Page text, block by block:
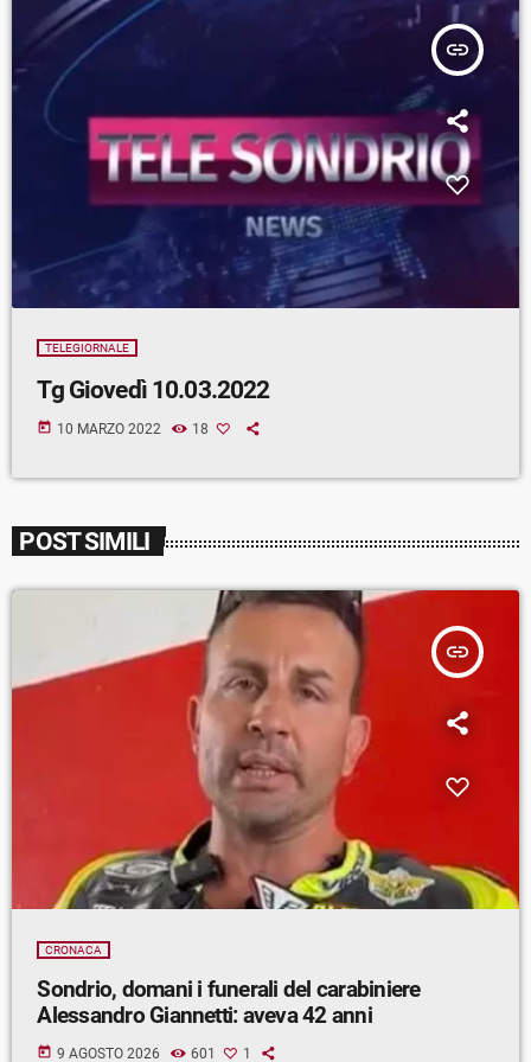
insert_link
TELEGIORNALE
Tg Giovedì 10.03.2022
today 10 MARZO 2022 18
POST SIMILI
insert_link
CRONACA
Sondrio, domani i funerali del carabiniere
Alessandro Giannetti: aveva 42 anni
today 9 AGOSTO 2026 601 1